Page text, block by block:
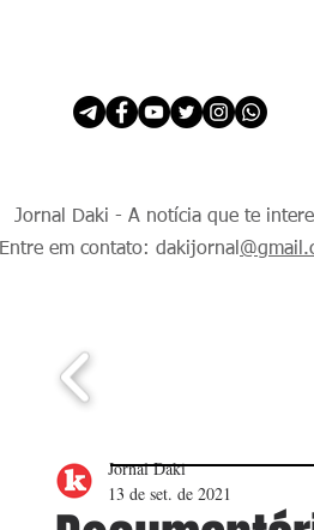
Jornal Daki - A notícia que te
Entre em contato: dakijornal
Jornal Daki
13 de set. de 2021